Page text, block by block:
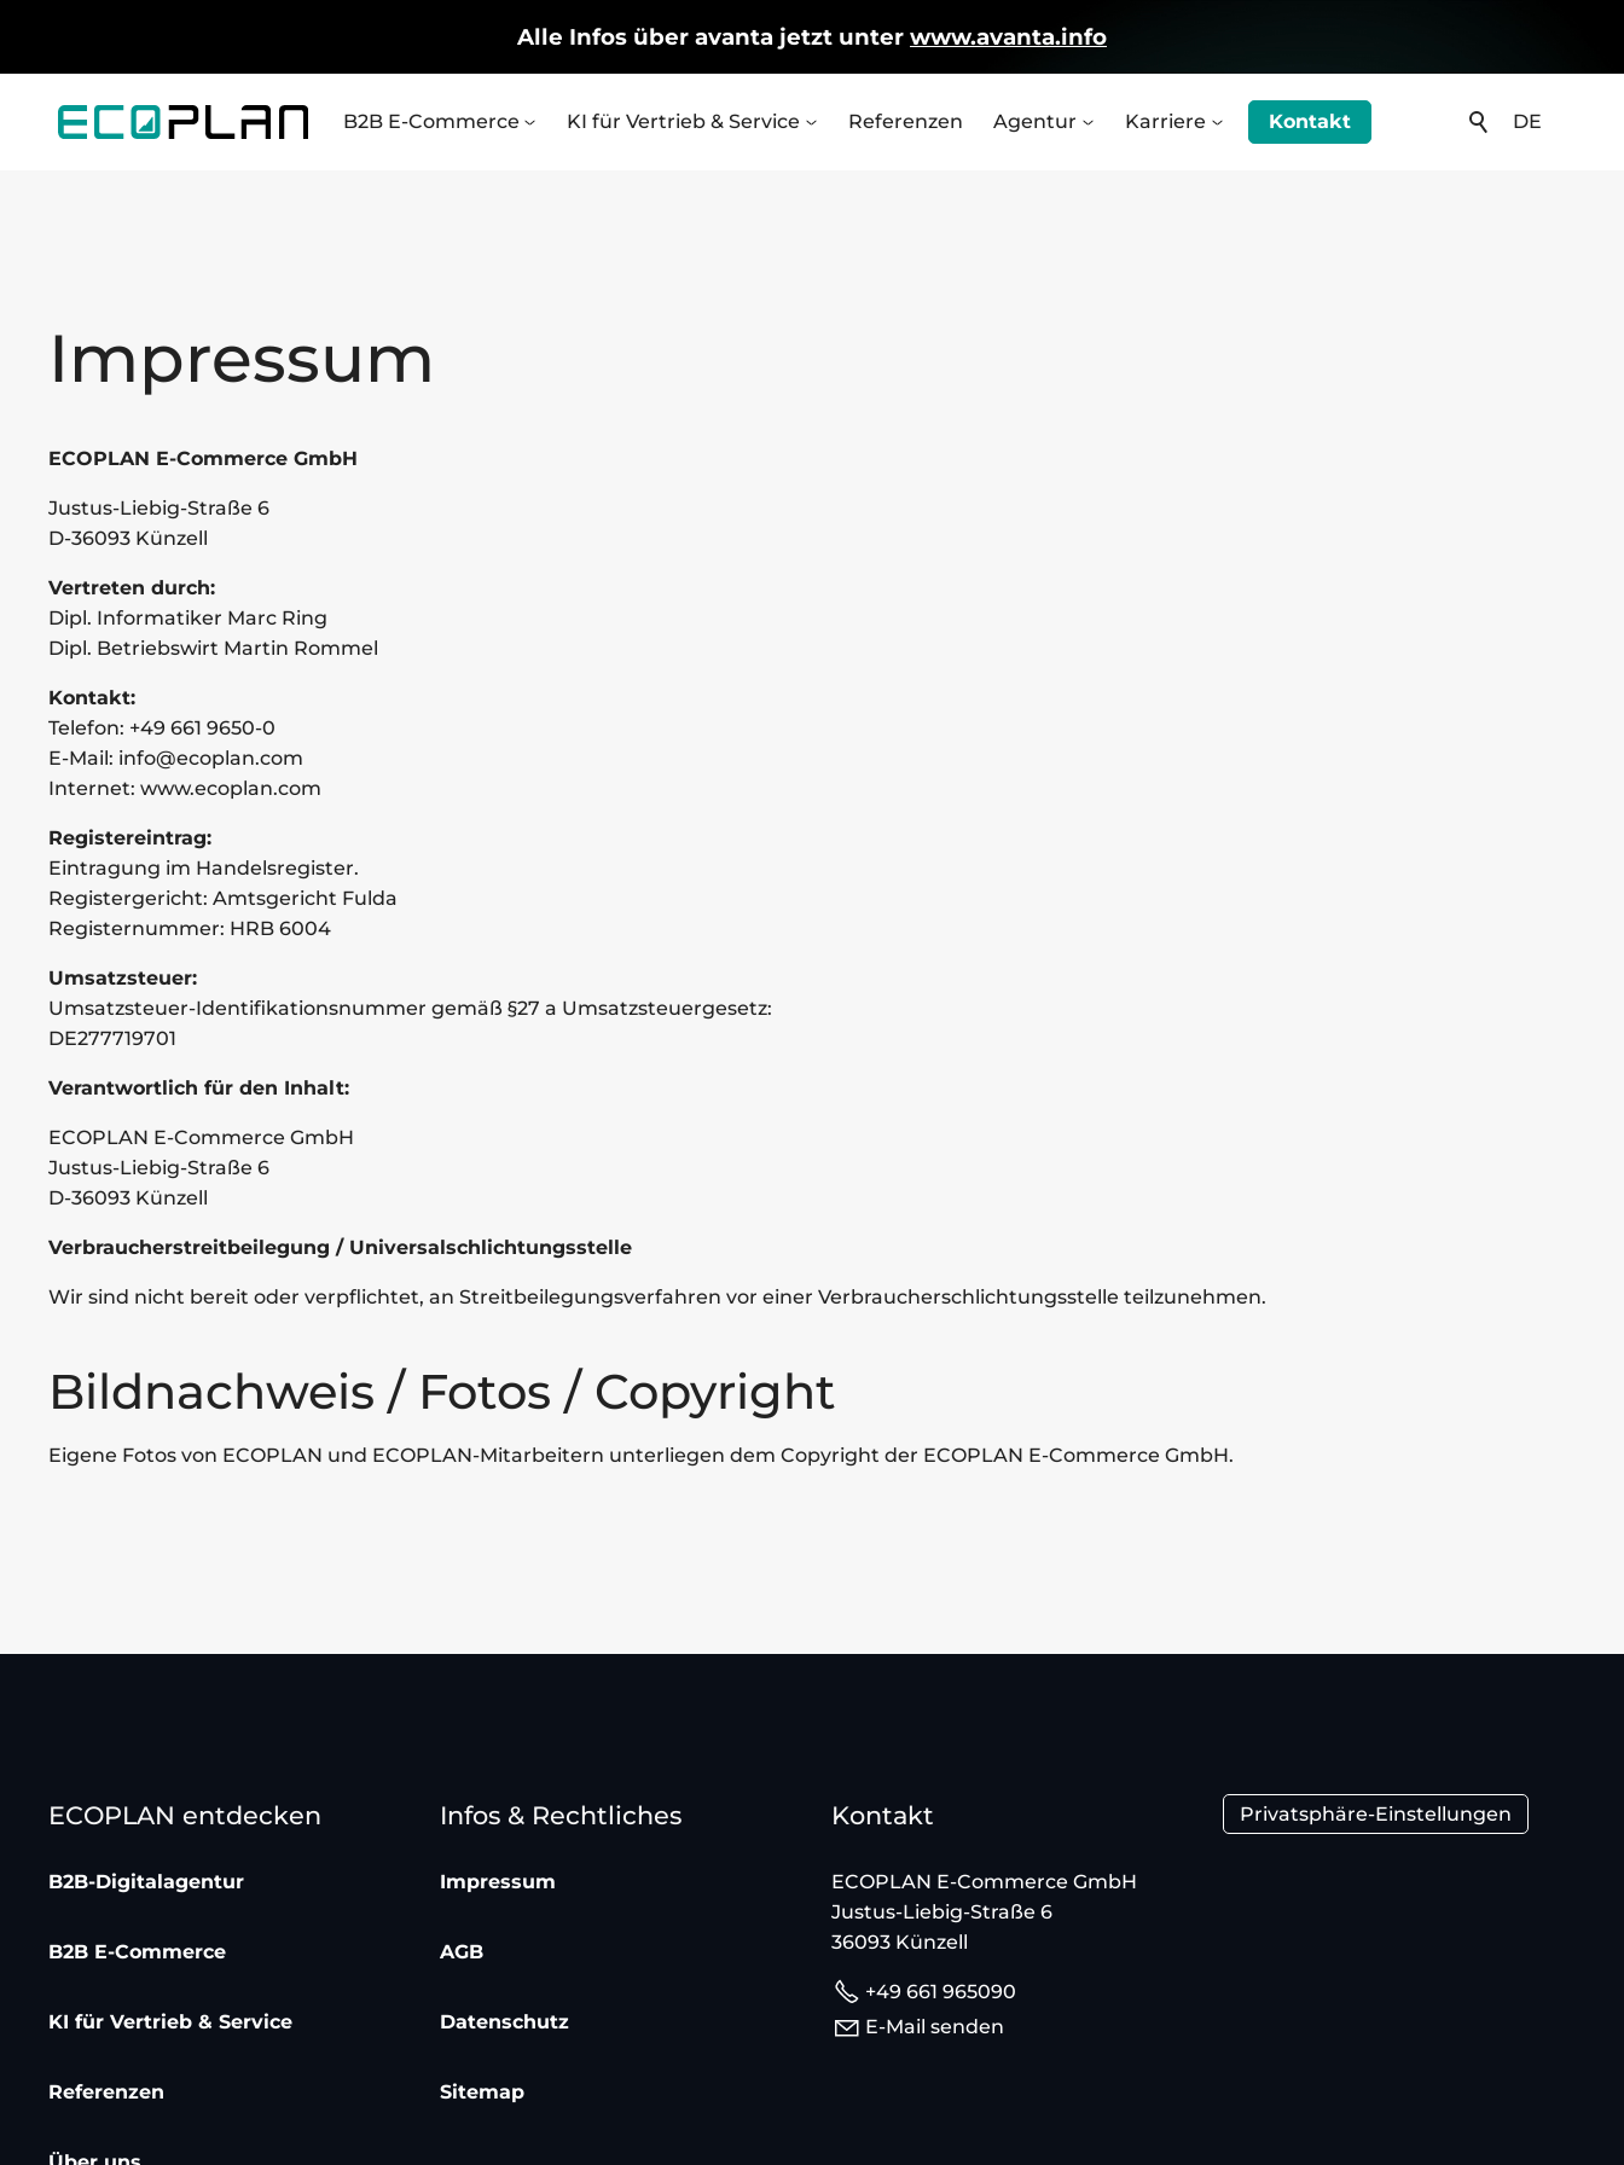
Alle Infos über avanta jetzt unter www.avanta.info
DE
B2B E-Commerce KI für Vertrieb & Service Referenzen Agentur Karriere Kontakt
Impressum
ECOPLAN E-Commerce GmbH
Justus-Liebig-Straße 6
D-36093 Künzell
Vertreten durch:
Dipl. Informatiker Marc Ring
Dipl. Betriebswirt Martin Rommel
Kontakt:
Telefon: +49 661 9650-0
E-Mail: info@ecoplan.com
Internet: www.ecoplan.com
Registereintrag:
Eintragung im Handelsregister.
Registergericht: Amtsgericht Fulda
Registernummer: HRB 6004
Umsatzsteuer:
Umsatzsteuer-Identifikationsnummer gemäß §27 a Umsatzsteuergesetz:
DE277719701
Verantwortlich für den Inhalt:
ECOPLAN E-Commerce GmbH
Justus-Liebig-Straße 6
D-36093 Künzell
Verbraucherstreitbeilegung / Universalschlichtungsstelle
Wir sind nicht bereit oder verpflichtet, an Streitbeilegungsverfahren vor einer Verbraucherschlichtungsstelle teilzunehmen.
Bildnachweis / Fotos / Copyright
Eigene Fotos von ECOPLAN und ECOPLAN-Mitarbeitern unterliegen dem Copyright der ECOPLAN E-Commerce GmbH.
ECOPLAN entdecken
B2B-Digitalagentur
B2B E-Commerce
KI für Vertrieb & Service
Referenzen
Infos & Rechtliches
Impressum
AGB
Datenschutz
Sitemap
Kontakt
ECOPLAN E-Commerce GmbH
Justus-Liebig-Straße 6
36093 Künzell
+49 661 965090
E-Mail senden
Privatsphäre-Einstellungen